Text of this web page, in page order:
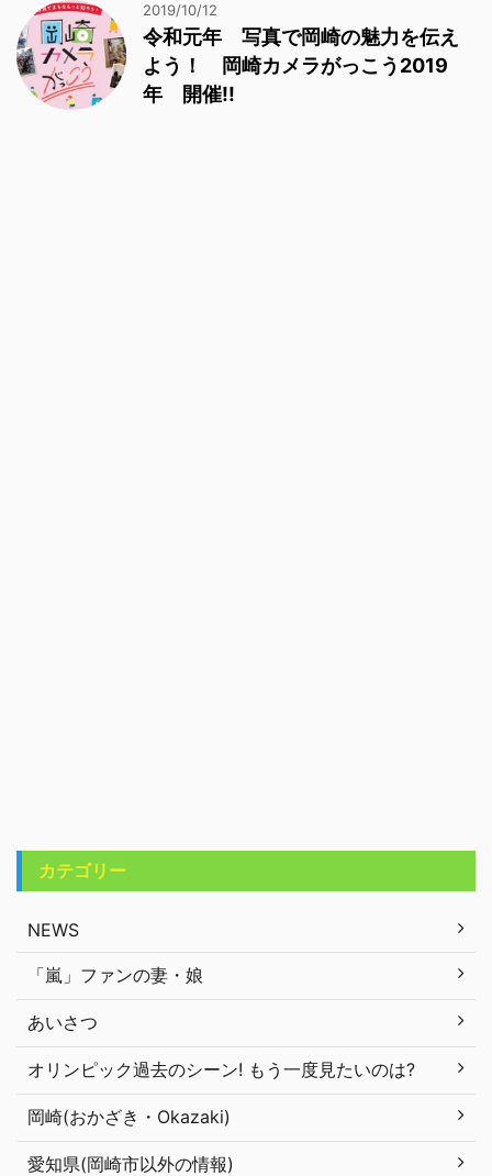
2019/10/12
令和元年 写真で岡崎の魅力を伝え
よう！ 岡崎カメラがっこう2019
年 開催!!
カテゴリー
NEWS
「嵐」ファンの妻・娘
あいさつ
オリンピック過去のシーン! もう一度見たいのは?
岡崎(おかざき・Okazaki)
愛知県(岡崎市以外の情報)